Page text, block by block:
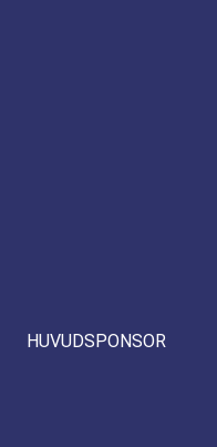
HUVUDSPONSOR